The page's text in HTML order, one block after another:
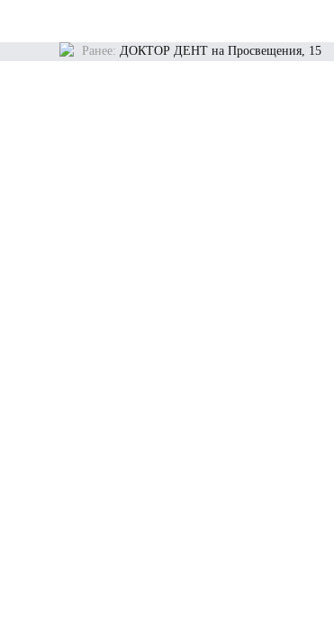
Ранее: ДОКТОР ДЕНТ на Просвещения, 15